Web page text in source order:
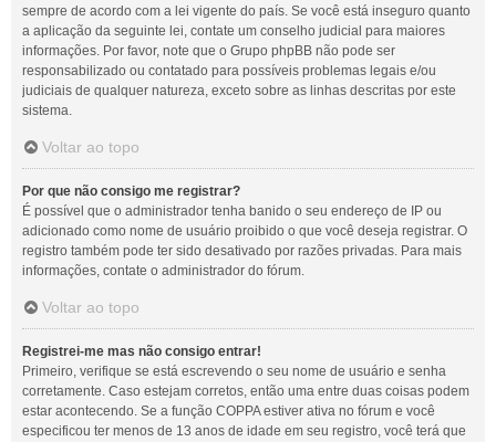
sempre de acordo com a lei vigente do país. Se você está inseguro quanto
a aplicação da seguinte lei, contate um conselho judicial para maiores
informações. Por favor, note que o Grupo phpBB não pode ser
responsabilizado ou contatado para possíveis problemas legais e/ou
judiciais de qualquer natureza, exceto sobre as linhas descritas por este
sistema.
Voltar ao topo
Por que não consigo me registrar?
É possível que o administrador tenha banido o seu endereço de IP ou
adicionado como nome de usuário proibido o que você deseja registrar. O
registro também pode ter sido desativado por razões privadas. Para mais
informações, contate o administrador do fórum.
Voltar ao topo
Registrei-me mas não consigo entrar!
Primeiro, verifique se está escrevendo o seu nome de usuário e senha
corretamente. Caso estejam corretos, então uma entre duas coisas podem
estar acontecendo. Se a função COPPA estiver ativa no fórum e você
especificou ter menos de 13 anos de idade em seu registro, você terá que